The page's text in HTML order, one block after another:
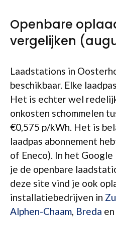
Openbare
vergelijken
Laadstations in
beschikbaar. Elke
Het is echter wel
onkosten schommelen
€0,575 p/kWh. Het is
laadpas abonnement
of Eneco). In het
je de openbare
deze site vind je ook
installatiebedrijven in
Alphen-Chaam, Breda en